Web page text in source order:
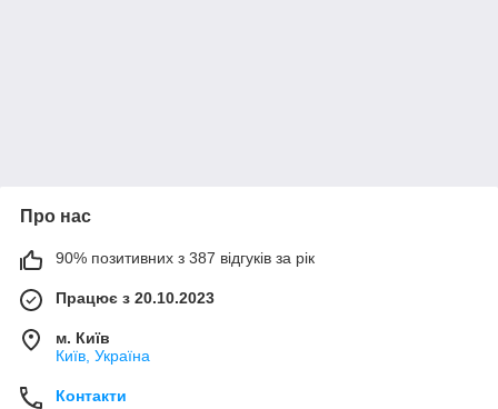
Про нас
90% позитивних з 387 відгуків за рік
Працює з 20.10.2023
м. Київ
Київ, Україна
Контакти